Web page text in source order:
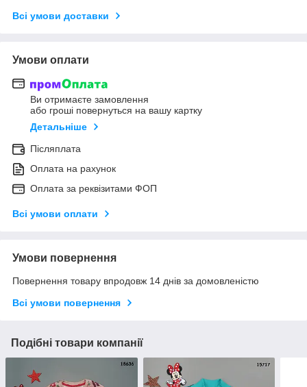
Всі умови доставки
Умови оплати
Ви отримаєте замовлення
або гроші повернуться на вашу картку
Детальніше
Післяплата
Оплата на рахунок
Оплата за реквізитами ФОП
Всі умови оплати
Умови повернення
Повернення товару впродовж 14 днів за домовленістю
Всі умови повернення
Подібні товари компанії